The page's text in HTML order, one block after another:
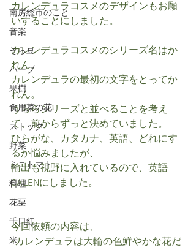
南房総市のこと
音楽
そら豆
ハーブ
果樹
食用菜の花
ストック
野菜
ミニトマト
料理
花粟
千日紅
米
カレンデュラコスメのデザインもお願
いすることにしました。
カレンデュラコスメのシリーズ名はか
れん。
カレンデュラの最初の文字をとってか
れん。
うららシリーズと並べることを考え
て、前からずっと決めていました。
ひらがな、カタカナ、英語、どれにす
るか悩みましたが、
輸出も視野に入れているので、英語
CALENにしました。
今回依頼の内容は、
-カレンデュラは大輪の色鮮やかな花だ